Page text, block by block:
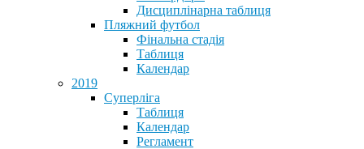
Дисциплінарна таблиця
Пляжний футбол
Фінальна стадія
Таблиця
Календар
2019
Суперліга
Таблиця
Календар
Регламент